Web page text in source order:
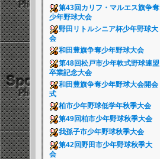
第43回カリフ・マルエス旗争奪
少年野球大会
野田リトルシニア杯少年野球大
会
和田豊旗争奪少年野球大会
第48回松戸市少年軟式野球連盟
卒業記念大会
和田豊旗争奪少年野球大会開会
式
柏市少年野球低学年秋季大会
第49回柏市少年野球秋季大会
我孫子市少年野球秋季大会
第42回野田市少年野球秋季大
会